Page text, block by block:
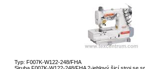
Typ: F007K-W122-248/FHA